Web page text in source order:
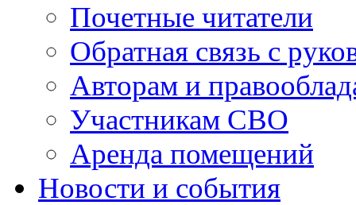
Почетные читатели
Обратная связь с
Авторам и
Участникам СВО
Аренда помещений
Новости и события